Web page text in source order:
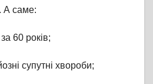
А саме:
60 років;
супутні хвороби;